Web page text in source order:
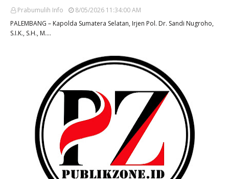
Prabumulih Info
8/05/2026 11:34:00 AM
PALEMBANG – Kapolda Sumatera Selatan, Irjen Pol. Dr. Sandi Nugroho,
S.I.K., S.H., M.…